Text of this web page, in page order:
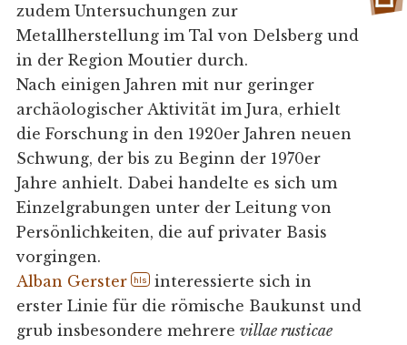
zudem Untersuchungen zur
Metallherstellung im Tal von Delsberg und
in der Region Moutier durch.
Nach einigen Jahren mit nur geringer
archäologischer Aktivität im Jura, erhielt
die Forschung in den 1920er Jahren neuen
Schwung, der bis zu Beginn der 1970er
Jahre anhielt. Dabei handelte es sich um
Einzelgrabungen unter der Leitung von
Persönlichkeiten, die auf privater Basis
vorgingen.
Alban Gerster
hls interessierte sich in
erster Linie für die römische Baukunst und
grub insbesondere mehrere villae rusticae